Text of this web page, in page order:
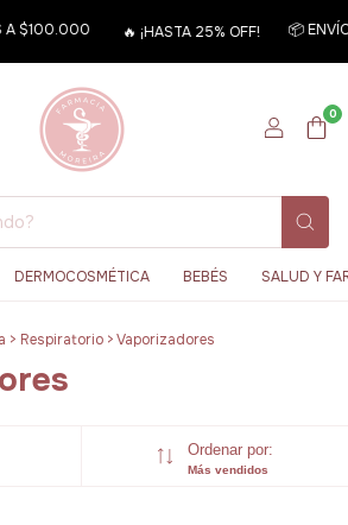
A $100.000 🔥 ¡HASTA 25% OFF! 📦
0
DERMOCOSMÉTICA BEBÉS SALUD Y
> Respiratorio >Vaporizadores
Ordenar por:
Más vendidos